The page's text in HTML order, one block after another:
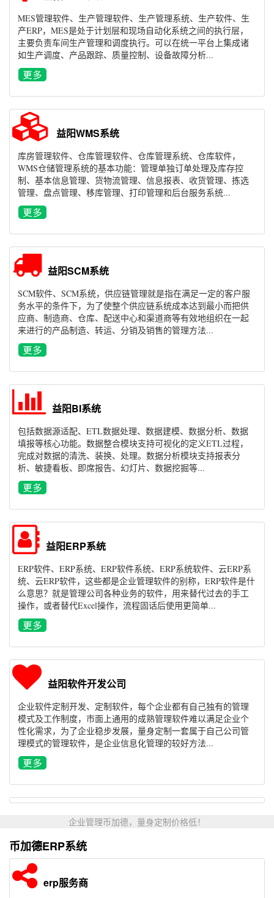
MES管理软件、生产管理软件、生产管理系统、生产软件、生
产ERP，MES是处于计划层和现场自动化系统之间的执行层，
主要负责车间生产管理和调度执行。可以在统一平台上集成诸
如生产调度、产品跟踪、质量控制、设备故障分析...
益阳WMS系统
库房管理软件、仓库管理软件、仓库管理系统、仓库软件，
WMS仓储管理系统的基本功能：管理单独订单处理及库存控
制、基本信息管理、货物流管理、信息报表、收货管理、拣选
管理、盘点管理、移库管理、打印管理和后台服务系统...
益阳SCM系统
SCM软件、SCM系统，供应链管理就是指在满足一定的客户服
务水平的条件下，为了使整个供应链系统成本达到最小而把供
应商、制造商、仓库、配送中心和渠道商等有效地组织在一起
来进行的产品制造、转运、分销及销售的管理方法...
益阳BI系统
包括数据源适配、ETL数据处理、数据建模、数据分析、数据
填报等核心功能。数据整合模块支持可视化的定义ETL过程，
完成对数据的清洗、装换、处理。数据分析模块支持报表分
析、敏捷看板、即席报告、幻灯片、数据挖掘等...
益阳ERP系统
ERP软件、ERP系统、ERP软件系统、ERP系统软件、云ERP系
统、云ERP软件，这些都是企业管理软件的别称，ERP软件是什
么意思？就是管理公司各种业务的软件，用来替代过去的手工
操作，或者替代Excel操作，流程固话后使用更简单...
益阳软件开发公司
企业软件定制开发、定制软件，每个企业都有自己独有的管理
模式及工作制度，市面上通用的成熟管理软件难以满足企业个
性化需求，为了企业稳步发展，量身定制一套属于自己公司管
理模式的管理软件，是企业信息化管理的较好方法...
企业管理币加德，量身定制价格低！
币加德ERP系统
erp服务商